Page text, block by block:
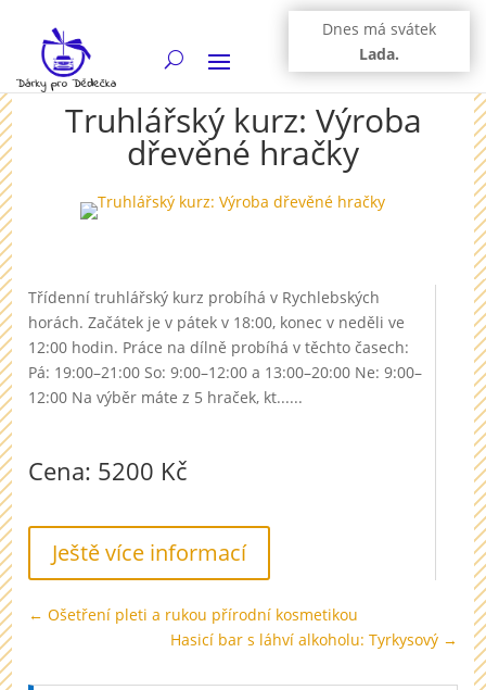
Dnes má svátek
Lada.
Truhlářský kurz: Výroba
dřevěné hračky
Třídenní truhlářský kurz probíhá v Rychlebských
horách. Začátek je v pátek v 18:00, konec v neděli ve
12:00 hodin. Práce na dílně probíhá v těchto časech:
Pá: 19:00–21:00 So: 9:00–12:00 a 13:00–20:00 Ne: 9:00–
12:00 Na výběr máte z 5 hraček, kt......
Cena: 5200 Kč
Ještě více informací
←Ošetření pleti a rukou přírodní kosmetikou
Hasicí bar s láhví alkoholu: Tyrkysový→